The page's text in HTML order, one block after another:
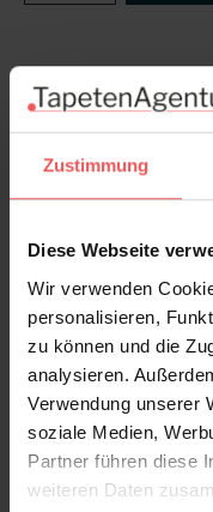
Zustimmung
Diese Webseite
Wir verwenden
personalisieren,
zu können und die
analysieren.
Verwendung unserer
soziale Medien,
Partner führen diese
weiteren Daten
Ein sphärisches
Johannsen,
Farbgebungen. Sie
Kalkulation: Eine
hoch.